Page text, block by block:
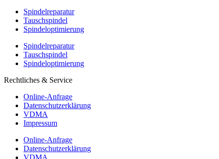
Spindelreparatur
Tauschspindel
Spindeloptimierung
Spindelreparatur
Tauschspindel
Spindeloptimierung
Rechtliches & Service
Online-Anfrage
Datenschutzerklärung
VDMA
Impressum
Online-Anfrage
Datenschutzerklärung